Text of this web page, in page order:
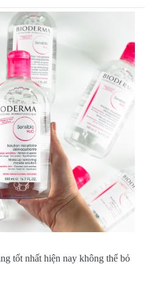
tốt nhất hiện nay không thể bỏ